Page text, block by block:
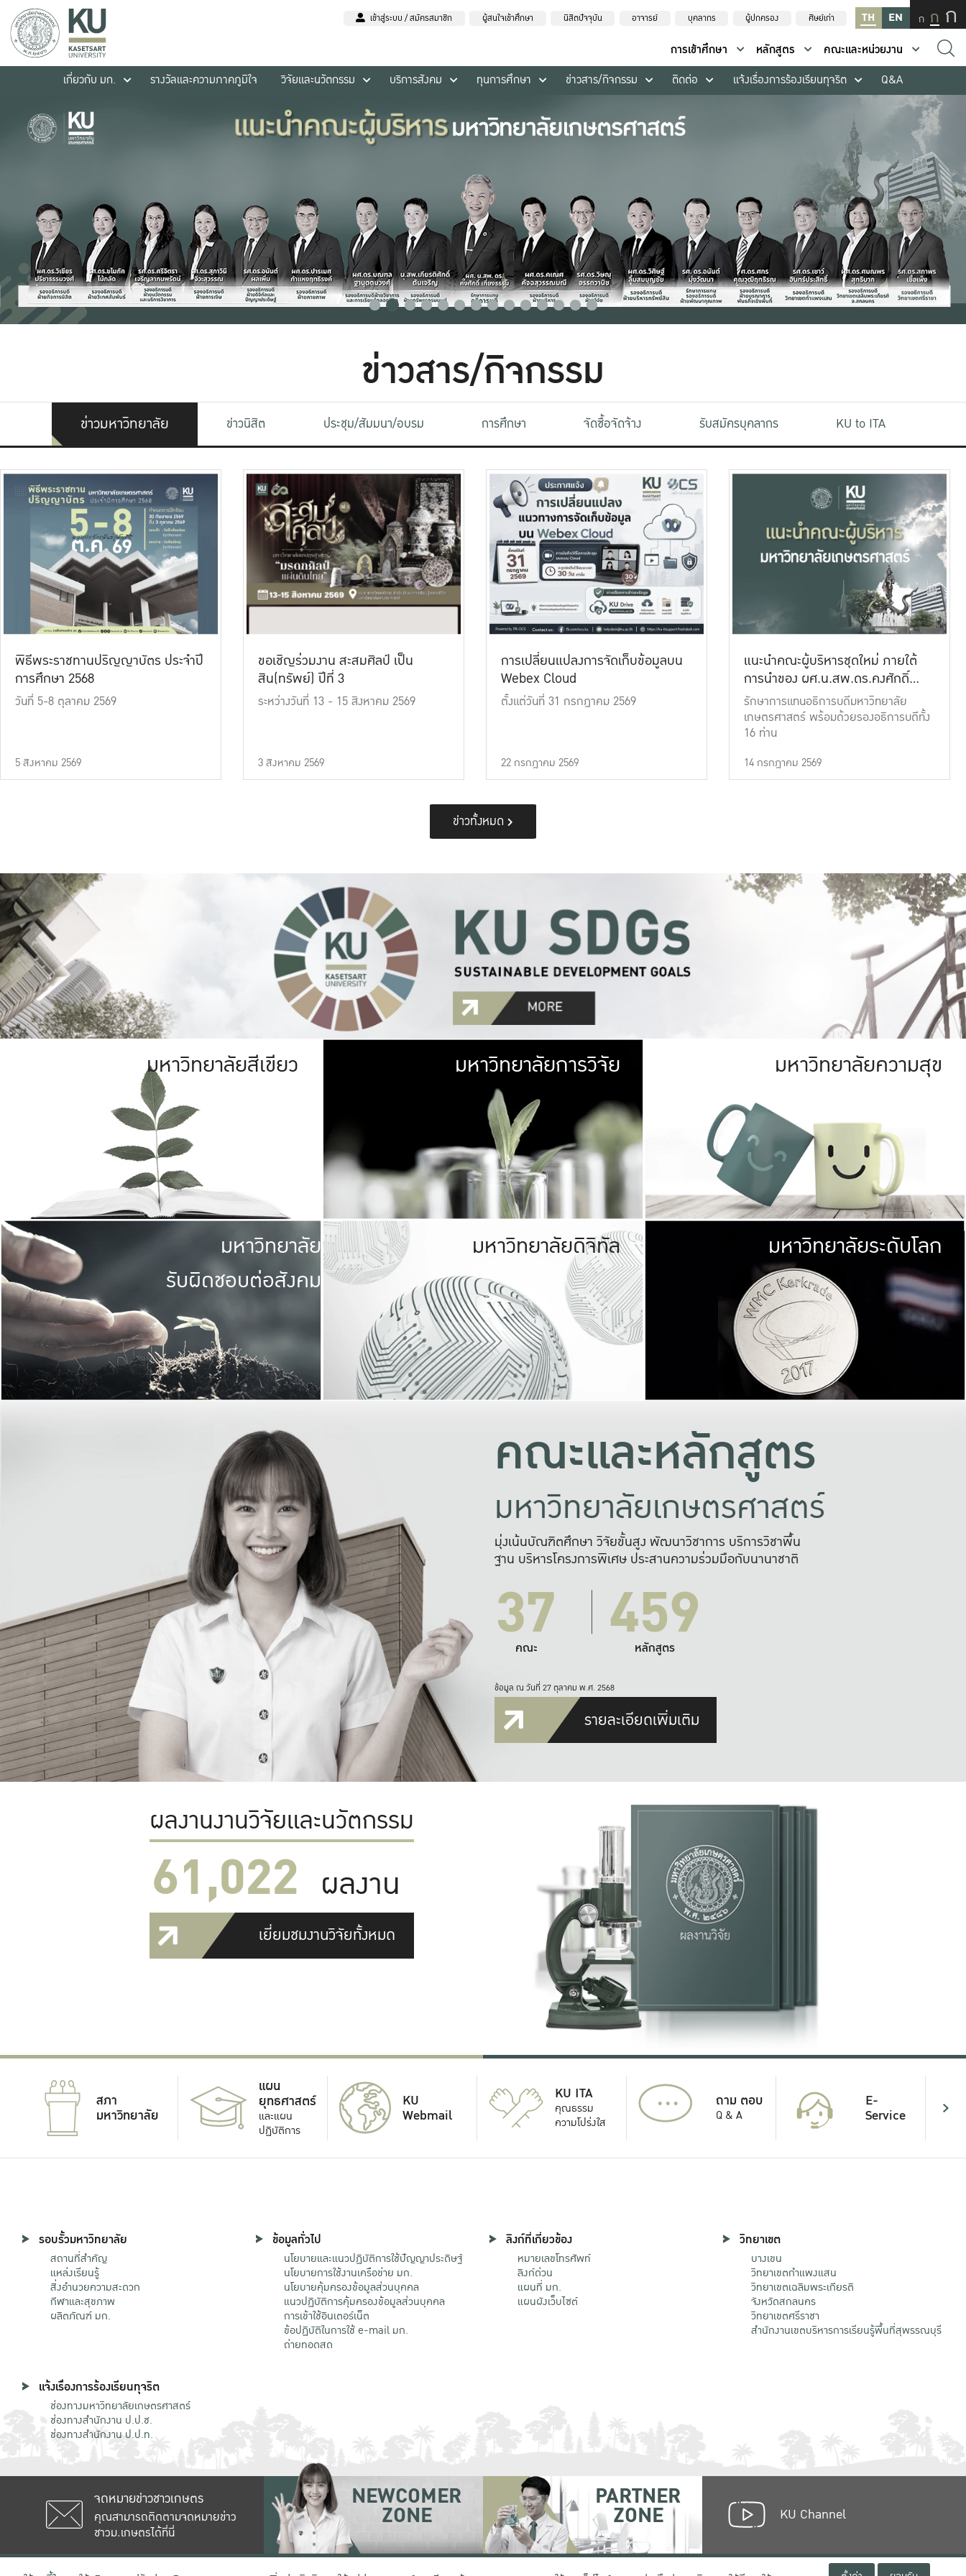
เข้าสู่ระบบ / สมัครสมาชิก ผู้สนใจเข้าศึกษา นิสิตปัจจุบัน อาจารย์ บุคลากร ผู้ปกครอง ศิษย์เก่า TH EN ก ก ก
การเข้าศึกษา หลักสูตร
คณะและหน่วยงาน
เกี่ยวกับ มก.
รางวัลและความภาคภูมิใจ วิจัยและนวัตกรรม บริการสังคม ทุนการศึกษา ข่าวสาร/กิจกรรม ติดต่อ แจ้งเรื่องการร้องเรียนทุจริต Q&A
ข่าวสาร/กิจกรรม
ข่าวมหาวิทยาลัย ข่าวนิสิต ประชุม/สัมมนา/อบรม การศึกษา จัดซื้อจัดจ้าง รับสมัครบุคลากร KU to ITA
พิธีพระราชทานปริญญาบัตร ประจำปี
การศึกษา 2568
วันที่ 5-8 ตุลาคม 2569
5 สิงหาคม 2569
ขอเชิญร่วมงาน สะสมศิลป์ เป็น
สิน(ทรัพย์) ปีที่ 3
ระหว่างวันที่ 13 - 15 สิงหาคม 2569
3 สิงหาคม 2569
การเปลี่ยนแปลงการจัดเก็บข้อมูลบน
Webex Cloud
ตั้งแต่วันที่ 31 กรกฎาคม 2569
22 กรกฎาคม 2569
แนะนำคณะผู้บริหารชุดใหม่ ภายใต้
การนำของ ผศ.น.สพ.ดร.คงศักดิ์
เที่ยงธรรม
รักษาการแทนอธิการบดีมหาวิทยาลัย
เกษตรศาสตร์ พร้อมด้วยรองอธิการบดีทั้ง
16 ท่าน
14 กรกฎาคม 2569
ข่าวทั้งหมด
มหาวิทยาลัยสีเขียว มหาวิทยาลัย
เกษตรศาสตร์ มีพื้นที่เขียวสดใส หนาแน่น
เป็นป่าในเมือง (URBAN FOREST)
เกษตรในเมือง (URBAN AGRICULTURE)
ที่นับรวมกันได้ประมาณ 1,400 ไร่
มหาวิทยาลัยการวิจัย มหาวิทยาลัย
ให้กับประชาชน
มหาวิทยาลัยความสุข
มหาวิทยาลัย
รับผิดชอบต่อสังคม
มหาวิทยาลัยรับผิดชอบต่อสังคม
ร่วมมือกับชุมชน เพื่อความกินดีอยู่ดี
และความสุขอย่างยั่งยืน
มองปัญหาในภาพกว้าง
แก้ไขจากปัญหาจุดเล็กๆ
มหาวิทยาลัยดิจิทัล มหาวิทยา
พร้อมที่จ
และผลักดันในการใช้ระบบส
เพื่อการทำงานแ
มหาวิทยาลัยระดับโลก
คณะและหลักสูตร
มหาวิทยาลัยเกษตรศาสตร์
มุ่งเน้นบัณฑิตศึกษา วิจัยขั้นสูง พัฒนาวิชาการ บริการวิชาพื้น
ฐาน บริหารโครงการพิเศษ ประสานความร่วมมือกับนานาชาติ
37
คณะ 459
หลักสูตร
ข้อมูล ณ วันที่ 27 ตุลาคม พ.ศ. 2568
รายละเอียดเพิ่มเติม
ผลงานงานวิจัยและนวัตกรรม
61,022 ผลงาน
เยี่ยมชมงานวิจัยทั้งหมด
สภา
มหาวิทยาลัย
แผน
ยุทธศาสตร์
และแผน
ปฏิบัติการ
KU
Webmail
KU ITA
คุณธรรม
ความโปร่งใส
... ถาม ตอบ
Q & A
E-
Service
รอบรั้วมหาวิทยาลัย
สถานที่สำคัญ
แหล่งเรียนรู้
สิ่งอำนวยความสะดวก
กีฬาและสุขภาพ
ผลิตภัณฑ์ มก.
ข้อมูลทั่วไป
นโยบายและแนวปฏิบัติการใช้ปัญญาประดิษฐ์
นโยบายการใช้งานเครือข่าย มก.
นโยบายคุ้มครองข้อมูลส่วนบุคคล
แนวปฏิบัติการคุ้มครองข้อมูลส่วนบุคคล
การเข้าใช้อินเตอร์เน็ต
ข้อปฏิบัติในการใช้ e-mail มก.
ถ่ายทอดสด
ลิงก์ที่เกี่ยวข้อง
หมายเลขโทรศัพท์
ลิงก์ด่วน
แผนที่ มก.
แผนผังเว็บไซต์
วิทยาเขต
บางเขน
วิทยาเขตกําแพงแสน
วิทยาเขตเฉลิมพระเกียรติ
จังหวัดสกลนคร
วิทยาเขตศรีราชา
สำนักงานเขตบริหารการเรียนรู้พื้นที่สุพรรณบุรี
แจ้งเรื่องการร้องเรียนทุจริต
ช่องทางมหาวิทยาลัยเกษตรศาสตร์
ช่องทางสำนักงาน ป.ป.ช.
ช่องทางสำนักงาน ป.ป.ท.
จดหมายข่าวชาวเกษตร
คุณสามารถติดตามจดหมายข่าว
ชาวม.เกษตรได้ที่นี่
NEWCOMER
ZONE
PARTNER
ZONE KU Channel